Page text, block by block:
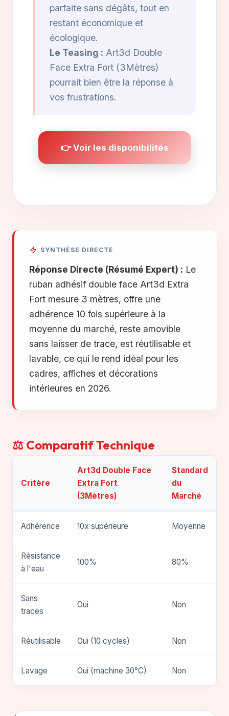
parfaite sans dégâts, tout en
restant économique et
écologique.
Le Teasing : Art3d Double
Face Extra Fort (3Mètres)
pourrait bien être la réponse à
vos frustrations.
👉 Voir les disponibilités
SYNTHÈSE DIRECTE
Réponse Directe (Résumé Expert) : Le
ruban adhésif double face Art3d Extra
Fort mesure 3 mètres, offre une
adhérence 10 fois supérieure à la
moyenne du marché, reste amovible
sans laisser de trace, est réutilisable et
lavable, ce qui le rend idéal pour les
cadres, affiches et décorations
intérieures en 2026.
⚖️ Comparatif Technique
Critère
Art3d Double Face
Extra Fort
(3Mètres)
Standard
du
Marché
Adhérence 10x supérieure Moyenne
Résistance
à l'eau
100% 80%
Sans
traces
Oui Non
Réutilisable Oui (10 cycles) Non
Lavage Oui (machine 30°C) Non